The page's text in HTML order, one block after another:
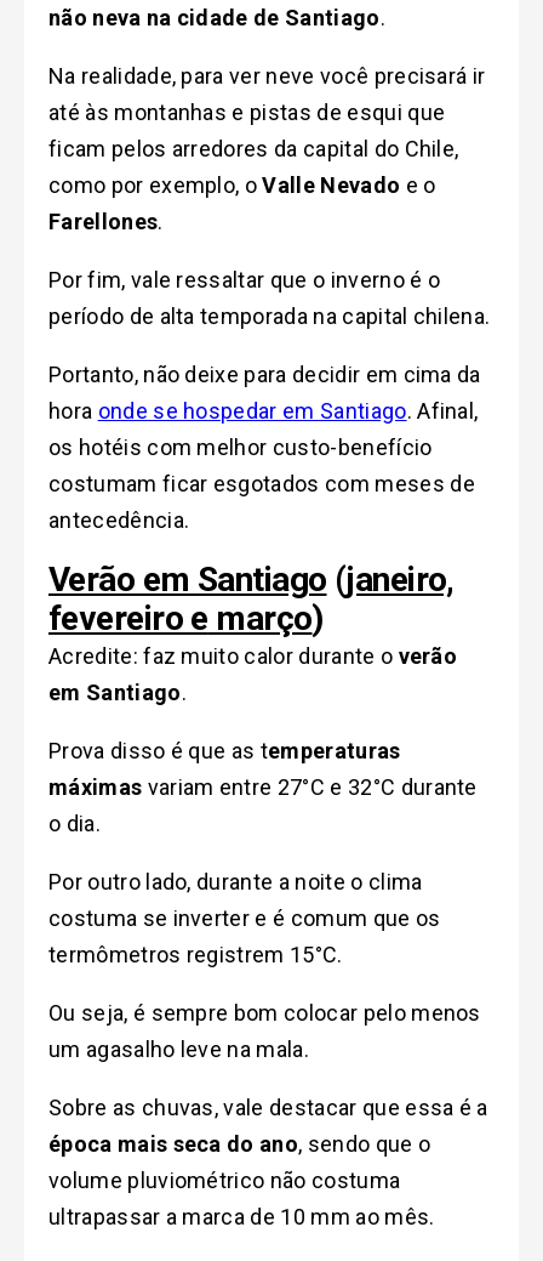
não neva na cidade de Santiago.
Na realidade, para ver neve você precisará ir
até às montanhas e pistas de esqui que
ficam pelos arredores da capital do Chile,
como por exemplo, oValle Nevado e o
Farellones.
Por fim, vale ressaltar que o inverno é o
período de alta temporada na capital chilena.
Portanto, não deixe para decidir em cima da
hora onde se hospedar em Santiago. Afinal,
os hotéis com melhor custo-benefício
costumam ficar esgotados com meses de
antecedência.
Verão em Santiago (janeiro,
fevereiro e março)
Acredite: faz muito calor durante o verão
em Santiago.
Prova disso é que as temperaturas
máximas variam entre 27°C e 32°C durante
o dia.
Por outro lado, durante a noite o clima
costuma se inverter e é comum que os
termômetros registrem 15°C.
Ou seja, é sempre bom colocar pelo menos
um agasalho leve na mala.
Sobre as chuvas, vale destacar que essa é a
época mais seca do ano, sendo que o
volume pluviométrico não costuma
ultrapassar a marca de 10 mm ao mês.